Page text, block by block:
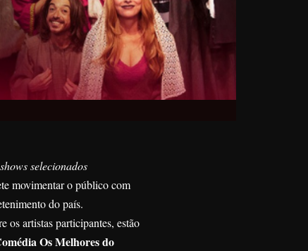
selecionados
movimentar o público com
do país.
os artistas participantes, estão
Os Melhores do